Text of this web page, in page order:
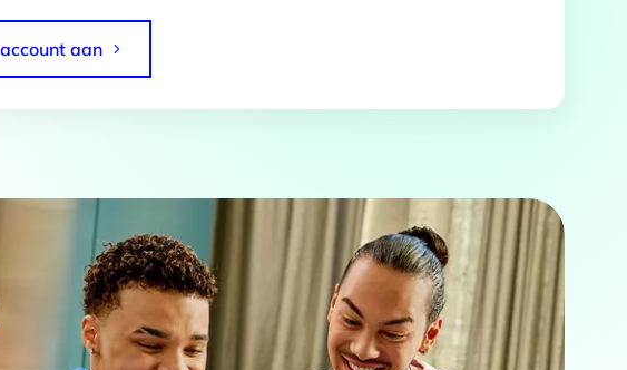
social media te bieden en om ons
met onze partners voor social media,
informatie die je aan ze hebt verstrekt of die
aan